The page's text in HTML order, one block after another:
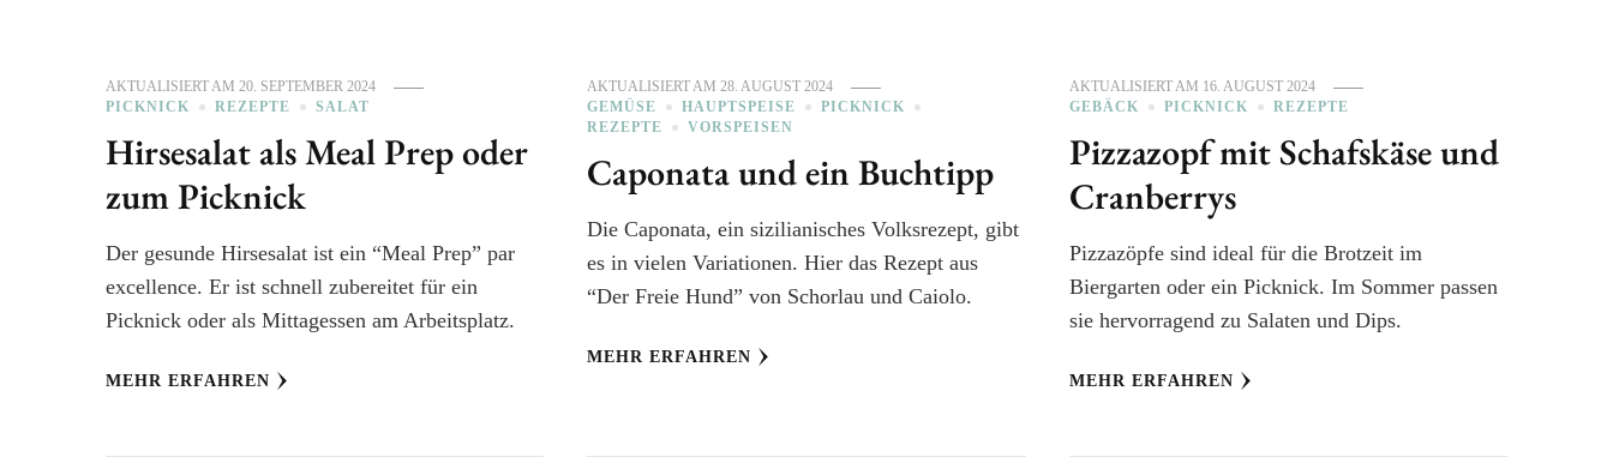
AKTUALISIERT AM 20. SEPTEMBER 2024
PICKNICK
REZEPTE SALAT
Hirsesalat als Meal Prep oder
zum Picknick
Der gesunde Hirsesalat ist ein “Meal Prep” par
excellence. Er ist schnell zubereitet für ein
Picknick oder als Mittagessen am Arbeitsplatz.
MEHR ERFAHREN
AKTUALISIERT AM28. AUGUST 2024
GEMÜSE
HAUPTSPEISE
PICKNICK
REZEPTE
VORSPEISEN
Caponata und ein Buchtipp
Die Caponata, ein sizilianisches Volksrezept, gibt
es in vielen Variationen. Hier das Rezept aus
“Der Freie Hund” von Schorlau und Caiolo.
MEHR ERFAHREN
AKTUALISIERT AM 16. AUGUST 2024
GEBÄCK
PICKNICK REZEPTE
Pizzazopf mit Schafskäse und
Cranberrys
Pizzazöpfe sind ideal für die Brotzeit im
Biergarten oder ein Picknick. Im Sommer passen
sie hervorragend zu Salaten und Dips.
MEHR ERFAHREN